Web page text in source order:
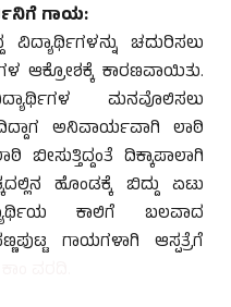
ಗಾಯ:
ವಿದ್ಯಾರ್ಥಿಗಳನ್ನು ಚದುರಿಸಲು
ಆಕ್ರೋಶಕ್ಕೆ ಕಾರಣವಾಯಿತು.
ಮನವೊಲಿಸಲು
ಅನಿವಾರ್ಯವಾಗಿ ಲಾಠಿ
ದಿಕ್ಕಾಪಾಲಾಗಿ
ಹೊಂಡಕ್ಕೆ ಬಿದ್ದು ಏಟು
ಕಾಲಿಗೆ ಬಲವಾದ
ಗಾಯಗಳಾಗಿ ಆಸ್ಪತ್ರೆಗೆ